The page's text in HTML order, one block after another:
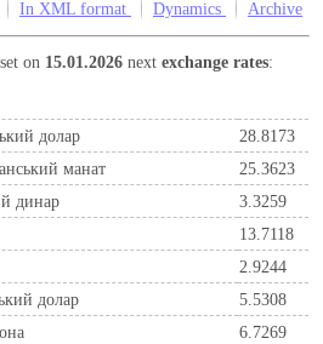
In XML format Dynamics Archive
set on 15.01.2026 nextexchange rates:
долар
28.8173
манат
25.3623
динар
3.3259
13.7118
2.9244
долар
5.5308
6.7269